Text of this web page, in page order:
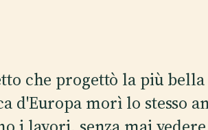
che progettò la più bella
d'Europa morì lo stesso